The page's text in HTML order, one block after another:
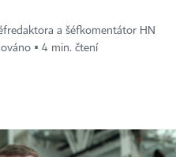
a šéfkomentátor HN
▪ 4 min. čtení